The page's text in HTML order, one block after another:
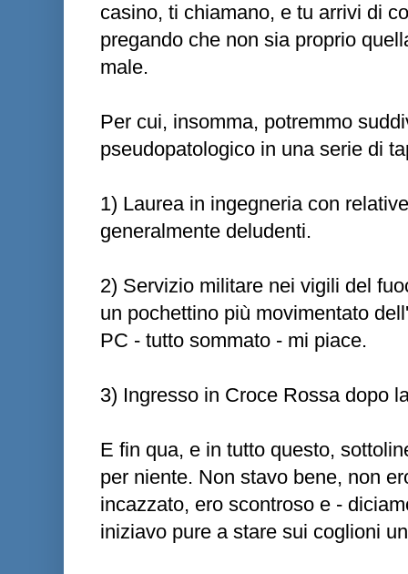
casino, ti chiamano, e tu arrivi di
pregando che non sia proprio
male.
Per cui, insomma, potremmo
pseudopatologico in una serie di
1) Laurea in ingegneria con
generalmente deludenti.
2) Servizio militare nei vigili del
un pochettino più movimentato
PC - tutto sommato - mi piace.
3) Ingresso in Croce Rossa dopo
E fin qua, e in tutto questo,
per niente. Non stavo bene, non
incazzato, ero scontroso e -
iniziavo pure a stare sui coglioni